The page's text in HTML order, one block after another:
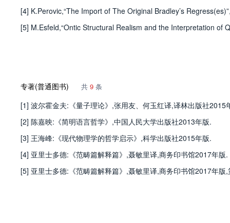
[4] K.Perovic,“The Import of The Original Bradley’s
[5] M.Esfeld,“Ontic Structural Realism and the Interpretation of
专著(普通图书) 共 9 条
[1] 波尔霍金夫:《量子理论》,张用友、何玉红译,译林出版社2015
[2] 陈嘉映:《简明语言哲学》,中国人民大学出版社2013年版.
[3] 王海峰:《现代物理学的哲学启示》,科学出版社2015年版.
[4] 亚里士多德:《范畴篇解释篇》,聂敏里译,商务印书馆2017年版.
[5] 亚里士多德:《范畴篇解释篇》,聂敏里译,商务印书馆2017年版